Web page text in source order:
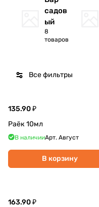
садов
ый
8
товаров
Все фильтры
135.90 ₽
Раёк 10мл
В наличииАрт. Август
В корзину
163.90 ₽